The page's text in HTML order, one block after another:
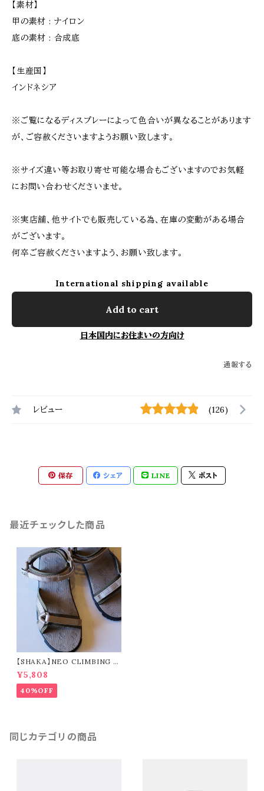
【素材】
甲の素材 : ナイロン
底の素材 : 合成底
【生産国】
インドネシア
※ご覧になるディスプレーによって色合いが異なることがあります
が、ご容赦くださいますようお願い致します。
※サイズ違い等お取り寄せ可能な場合もございますのでお気軽
にお問い合わせくださいませ。
※実店舗、他サイトでも販売している為、在庫の変動がある場合
がございます。
何卒ご容赦くださいますよう、お願い致します。
International shipping available
Add to cart
日本国内にお住まいの方向け
通報する
レビュー (126)
保存 シェア LINE ポスト
最近チェックした商品
【SHAKA】NEO CLIMBING B
F (taupe / army)
¥5,808
40%OFF
同じカテゴリの商品